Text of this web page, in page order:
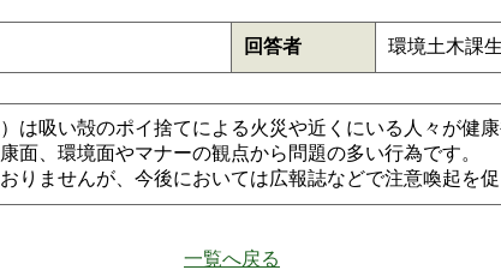
回答者 環境土木課
は吸い殻のポイ捨てによる火災や近くにいる人々が健
面、環境面やマナーの観点から問題の多い行為です。
りませんが、今後においては広報誌などで注意喚起を促
一覧へ戻る